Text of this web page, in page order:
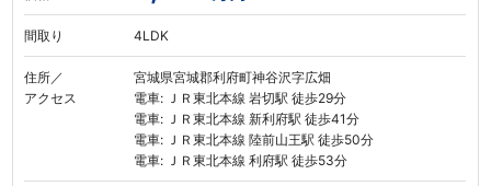
間取り 4LDK
住所／
アクセス
宮城県宮城郡利府町神谷沢字広畑
電車: ＪＲ東北本線 岩切駅 徒歩29分
電車: ＪＲ東北本線 新利府駅 徒歩41分
電車: ＪＲ東北本線 陸前山王駅 徒歩50分
電車: ＪＲ東北本線 利府駅 徒歩53分